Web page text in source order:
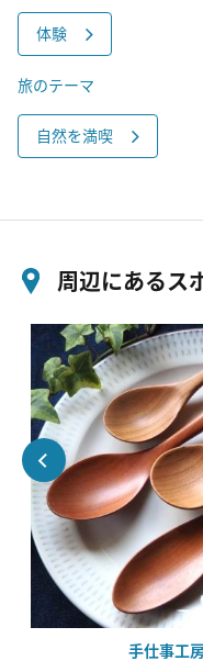
体験
旅のテーマ
自然を満喫
周辺にあるス
手仕事工